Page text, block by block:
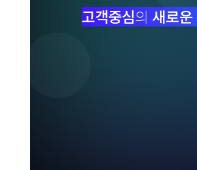
고객중심의새로운